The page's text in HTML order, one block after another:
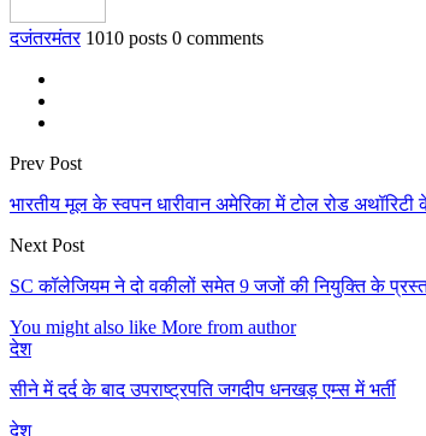
दजंतरमंतर 1010 posts 0 comments
Prev Post
भारतीय मूल के स्वपन धारीवान अमेरिका में टोल रोड
Next Post
SC कॉलेजियम ने दो वकीलों समेत 9 जजों की नियुक्ति के
You might also like More from author
देश
सीने में दर्द के बाद उपराष्ट्रपति जगदीप धनखड़ एम्स में भर्ती
देश